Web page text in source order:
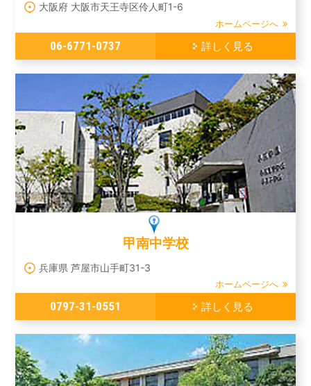
大阪府 大阪市天王寺区伶人町1-6
ホームページへ
06-6771-0737 詳しく見る
甲南中学校
兵庫県 芦屋市山手町31-3
ホームページへ
0797-31-0551 詳しく見る